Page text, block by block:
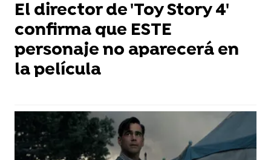
El director de 'Toy Story 4'
confirma que ESTE
personaje no aparecerá en
la película